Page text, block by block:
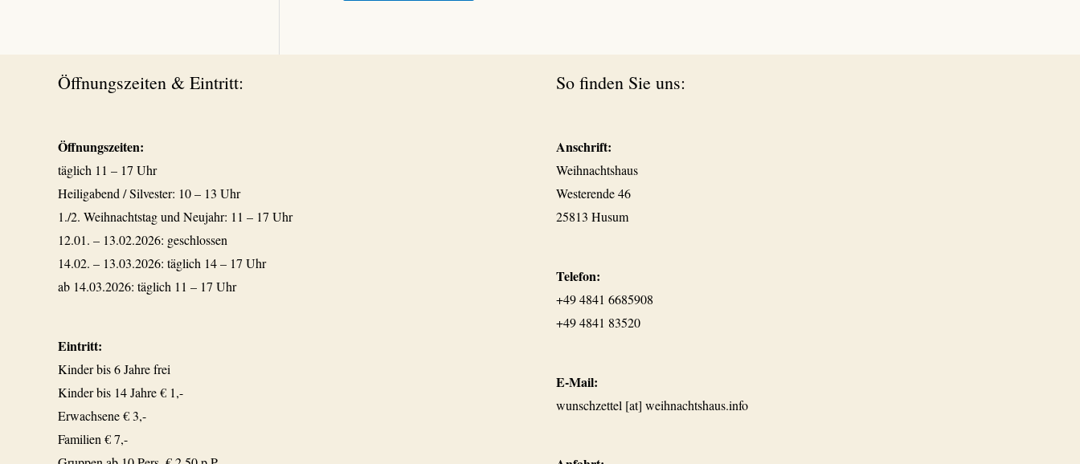
Öffnungszeiten & Eintritt:
Öffnungszeiten:
täglich 11 – 17 Uhr
Heiligabend / Silvester: 10 – 13 Uhr
1./2. Weihnachtstag und Neujahr: 11 – 17 Uhr
12.01. – 13.02.2026: geschlossen
14.02. – 13.03.2026: täglich 14 – 17 Uhr
ab 14.03.2026: täglich 11 – 17 Uhr
Eintritt:
Kinder bis 6 Jahre frei
Kinder bis 14 Jahre € 1,-
Erwachsene € 3,-
Familien € 7,-
So finden Sie uns:
Anschrift:
Weihnachtshaus
Westerende 46
25813 Husum
Telefon:
+49 4841 6685908
+49 4841 83520
E-Mail:
wunschzettel [at] weihnachtshaus.info